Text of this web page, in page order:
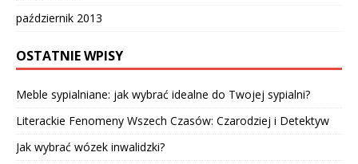
październik 2013
OSTATNIE WPISY
Meble sypialniane: jak wybrać idealne do Twojej sypialni?
Literackie Fenomeny Wszech Czasów: Czarodziej i Detektyw
Jak wybrać wózek inwalidzki?